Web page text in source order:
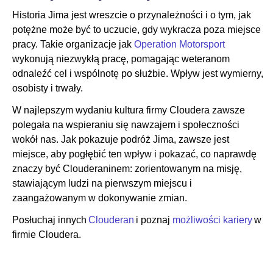
Historia Jima jest wreszcie o przynależności i o tym, jak
potężne może być to uczucie, gdy wykracza poza miejsce
pracy. Takie organizacje jak Operation Motorsport
wykonują niezwykłą pracę, pomagając weteranom
odnaleźć cel i wspólnotę po służbie. Wpływ jest wymierny,
osobisty i trwały.
W najlepszym wydaniu kultura firmy Cloudera zawsze
polegała na wspieraniu się nawzajem i społeczności
wokół nas. Jak pokazuje podróż Jima, zawsze jest
miejsce, aby pogłębić ten wpływ i pokazać, co naprawdę
znaczy być Clouderaninem: zorientowanym na misję,
stawiającym ludzi na pierwszym miejscu i
zaangażowanym w dokonywanie zmian.
Posłuchaj innych Clouderan i poznaj możliwości karieryw
firmie Cloudera.